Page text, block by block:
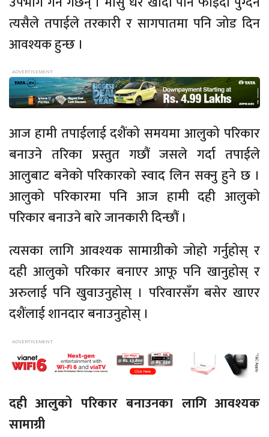
त्यसैले तपाईले तरकारी र सागपातमा पनि जोड दिन
आवश्यक हुन्छ ।
आज हामी तपाईलाई दशैंको समयमा आलुको परिकार
बनाउने तरिका प्रस्तुत गछौं जसले गर्दा तपाईले
आलुबाट बनेको परिकारको स्वाद लिन सक्नु हुने छ ।
आलुको परिकारमा पनि आज हामी दही आलुको
परिकार बनाउने बारे जानकारी दिन्छौं ।
त्यसका लागि आवश्यक सामाग्रीको जोहो गर्नुहोस् र
दही आलुको परिकार बनाएर आफू पनि खानुहोस् र
अरुलाई पनि खुवाउनुहोस् । परिवारसँग बसेर खाएर
दशैंलाई शानदार बनाउनुहोस् ।
दही आलुको परिकार बनाउनका लागि आवश्यक
सामाग्री